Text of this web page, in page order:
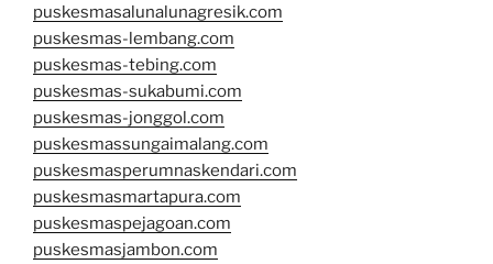
puskesmasalunalunagresik.com
puskesmas-lembang.com
puskesmas-tebing.com
puskesmas-sukabumi.com
puskesmas-jonggol.com
puskesmassungaimalang.com
puskesmasperumnaskendari.com
puskesmasmartapura.com
puskesmaspejagoan.com
puskesmasjambon.com